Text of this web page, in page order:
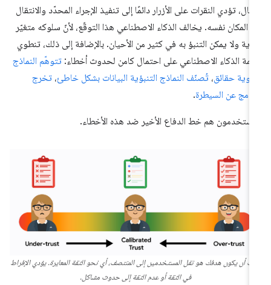
تؤدي النقرات على الأزرار دائمًا إلى تنفيذ الإجراء المحدّد والانتقال
المكان نفسه. يخالف الذكاء الاصطناعي هذا التوقّع، لأنّ سلوكه متغيّر
ولا يمكن التنبؤ به في كثير من الأحيان. بالإضافة إلى ذلك، تنطوي
الذكاء الاصطناعي على احتمال كامن لحدوث أخطاء:تتوهّم النماذج
حقائق،تُصنّف النماذج التنبؤية البيانات بشكل خاطئ،تخرج
عن السيطرة.
هم خط الدفاع الأخير ضد هذه الأخطاء.
أن يكون هدفك هو نقل المستخدمين إلى المنتصف، أي نحو الثقة المعايرة. يؤدي الإفراط
في الثقة أو عدم الثقة إلى حدوث مشاكل.